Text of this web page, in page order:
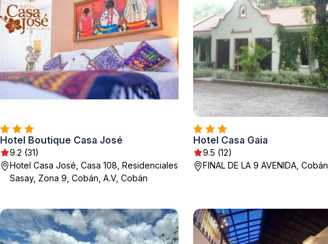
Hotel Boutique Casa José
9.2 (31)
Hotel Casa José, Casa 108, Residenciales
Sasay, Zona 9, Cobán, A.V, Cobán
Hotel Casa Gaia
9.5 (12)
FINAL DE LA 9 AVENIDA, Cobán